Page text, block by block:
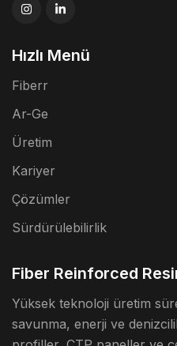
Hızlı Menü
Fiberr
Ar-Ge
Üretim
Kariyer
Çözümler
Sürdürülebilirlik
Fiber Reinforced
Yüksek teknoloji üretim
savunma, enerji ve